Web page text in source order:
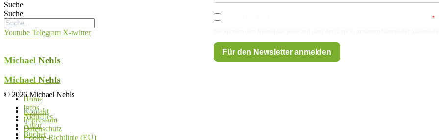
Suche
Suche
Youtube Telegram X-twitter
Michael Nehls
Michael Nehls
Home
Infos
Aktuelles
Autor
Bücher
Für den Newsletter anmelden
© 2026 Michael Nehls
Kontakt
Impressum
Datenschutz
Cookie-Richtlinie (EU)